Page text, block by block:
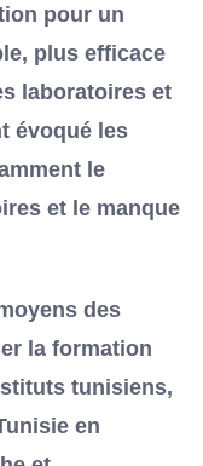
pour un
plus efficace
laboratoires et
évoqué les
le
et le manque
des
la formation
tunisiens,
en